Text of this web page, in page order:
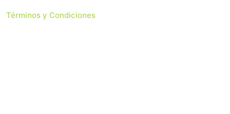
Términos y Condiciones